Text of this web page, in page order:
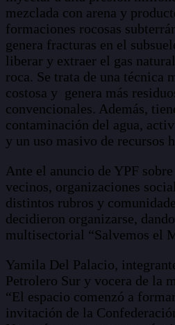
mezclada con arena y
formaciones rocosas
genera fracturas en el
liberar y extraer el gas
roca. Se trata de una técnica
costosa y genera más
convencionales. Además,
contaminación del agua,
y un uso masivo de recursos
Ante el anuncio de YPF
vecinos, organizaciones
distintos rubros y
decidieron organizarse,
multisectorial “Salvemos el
Yamila Del Palacio,
Petrolero Sur y vocera de la
“El espacio comenzó a
invitación de la